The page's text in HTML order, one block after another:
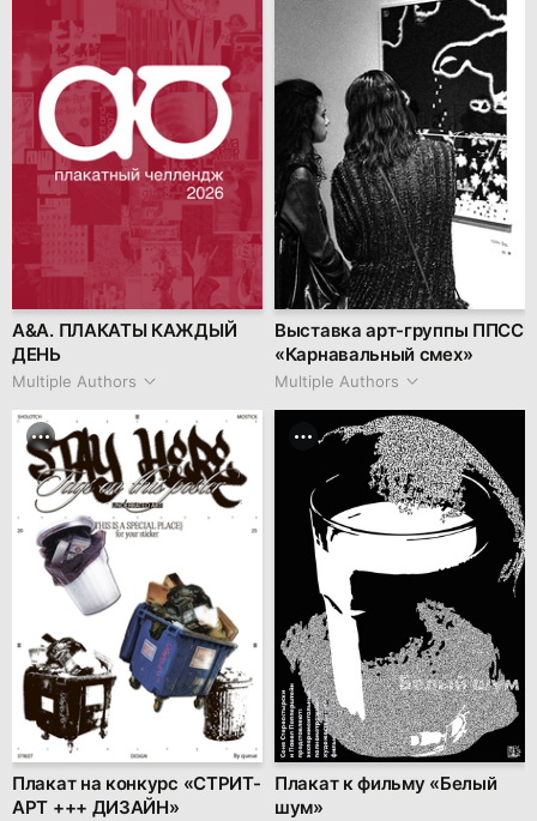
А&А. ПЛАКАТЫ КАЖДЫЙ
ДЕНЬ
Multiple Authors
Выставка арт-группы ППСС
«Карнавальный смех»
Multiple Authors
Плакат на конкурс «СТРИТ-
АРТ +++ ДИЗАЙН»
Плакат к фильму «Белый
шум»